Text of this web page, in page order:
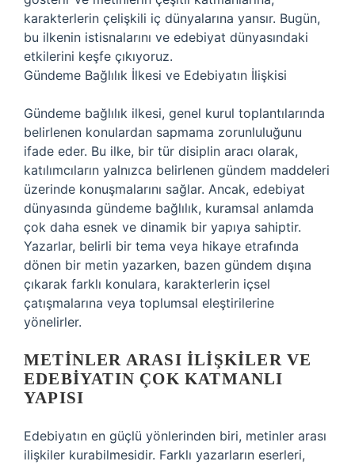
karakterlerin çelişkili iç dünyalarına yansır. Bugün,
bu ilkenin istisnalarını ve edebiyat dünyasındaki
etkilerini keşfe çıkıyoruz.
Gündeme Bağlılık İlkesi ve Edebiyatın İlişkisi
Gündeme bağlılık ilkesi, genel kurul toplantılarında
belirlenen konulardan sapmama zorunluluğunu
ifade eder. Bu ilke, bir tür disiplin aracı olarak,
katılımcıların yalnızca belirlenen gündem maddeleri
üzerinde konuşmalarını sağlar. Ancak, edebiyat
dünyasında gündeme bağlılık, kuramsal anlamda
çok daha esnek ve dinamik bir yapıya sahiptir.
Yazarlar, belirli bir tema veya hikaye etrafında
dönen bir metin yazarken, bazen gündem dışına
çıkarak farklı konulara, karakterlerin içsel
çatışmalarına veya toplumsal eleştirilerine
yönelirler.
METINLER ARASI İLIŞKILER VE
EDEBIYATIN ÇOK KATMANLI
YAPISI
Edebiyatın en güçlü yönlerinden biri, metinler arası
ilişkiler kurabilmesidir. Farklı yazarların eserleri,